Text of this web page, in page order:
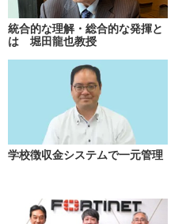
統合的な理解・総合的な発揮と
は 堀田龍也教授
学校徴収金システムで一元管理